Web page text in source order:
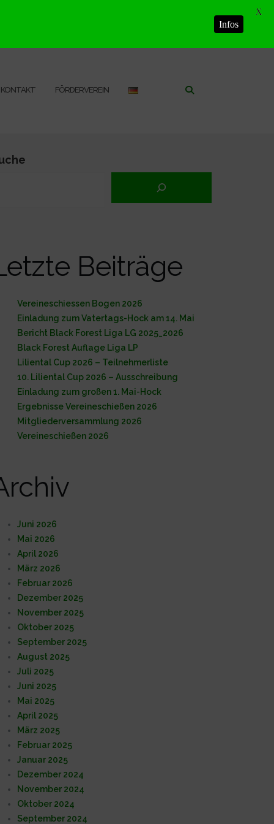
KONTAKT FÖRDERVEREIN
Beiträge
Vereineschiessen Bogen 2026
Einladung zum Vatertags-Hock am 14. Mai
Bericht Black Forest Liga LG 2025_2026
Black Forest Auflage Liga LP
Liliental Cup 2026 – Teilnehmerliste
10. Liliental Cup 2026 – Ausschreibung
Einladung zum großen 1. Mai-Hock
Ergebnisse Vereineschießen 2026
Mitgliederversammlung 2026
Vereineschießen 2026
Juni 2026
Mai 2026
April 2026
März 2026
Februar 2026
Dezember 2025
November 2025
Oktober 2025
September 2025
August 2025
Juli 2025
Juni 2025
Mai 2025
April 2025
März 2025
Februar 2025
Januar 2025
Dezember 2024
November 2024
Oktober 2024
September 2024
Infos
X